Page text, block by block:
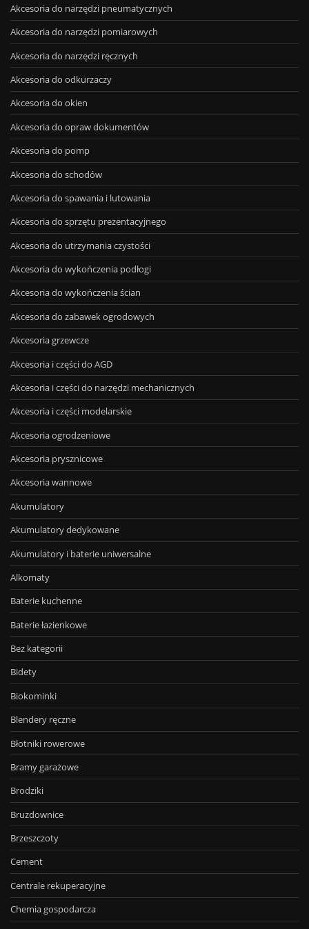
Akcesoria do narzędzi pneumatycznych
Akcesoria do narzędzi pomiarowych
Akcesoria do narzędzi ręcznych
Akcesoria do odkurzaczy
Akcesoria do okien
Akcesoria do opraw dokumentów
Akcesoria do pomp
Akcesoria do schodów
Akcesoria do spawania i lutowania
Akcesoria do sprzętu prezentacyjnego
Akcesoria do utrzymania czystości
Akcesoria do wykończenia podłogi
Akcesoria do wykończenia ścian
Akcesoria do zabawek ogrodowych
Akcesoria grzewcze
Akcesoria i części do AGD
Akcesoria i części do narzędzi mechanicznych
Akcesoria i części modelarskie
Akcesoria ogrodzeniowe
Akcesoria prysznicowe
Akcesoria wannowe
Akumulatory
Akumulatory dedykowane
Akumulatory i baterie uniwersalne
Alkomaty
Baterie kuchenne
Baterie łazienkowe
Bez kategorii
Bidety
Biokominki
Blendery ręczne
Błotniki rowerowe
Bramy garażowe
Brodziki
Bruzdownice
Brzeszczoty
Cement
Centrale rekuperacyjne
Chemia gospodarcza